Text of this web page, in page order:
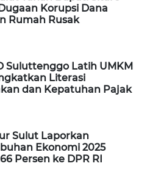
Korupsi Dana
Rumah Rusak
Suluttenggo Latih UMKM
Literasi
dan Kepatuhan Pajak
Sulut Laporkan
Ekonomi 2025
Persen ke DPR RI